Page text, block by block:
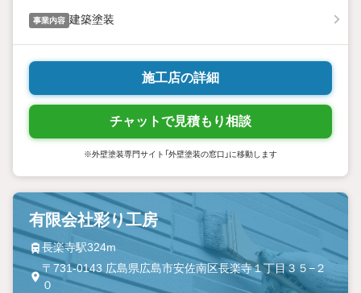
事業内容 建築塗装
施工店の詳細
チャットで見積もり相談
※外壁塗装専門サイト「外壁塗装の窓口」に移動します
有限会社彩り工房
長楽寺駅324m
〒731-0143 広島県広島市安佐南区長楽寺１丁目３５−２
０